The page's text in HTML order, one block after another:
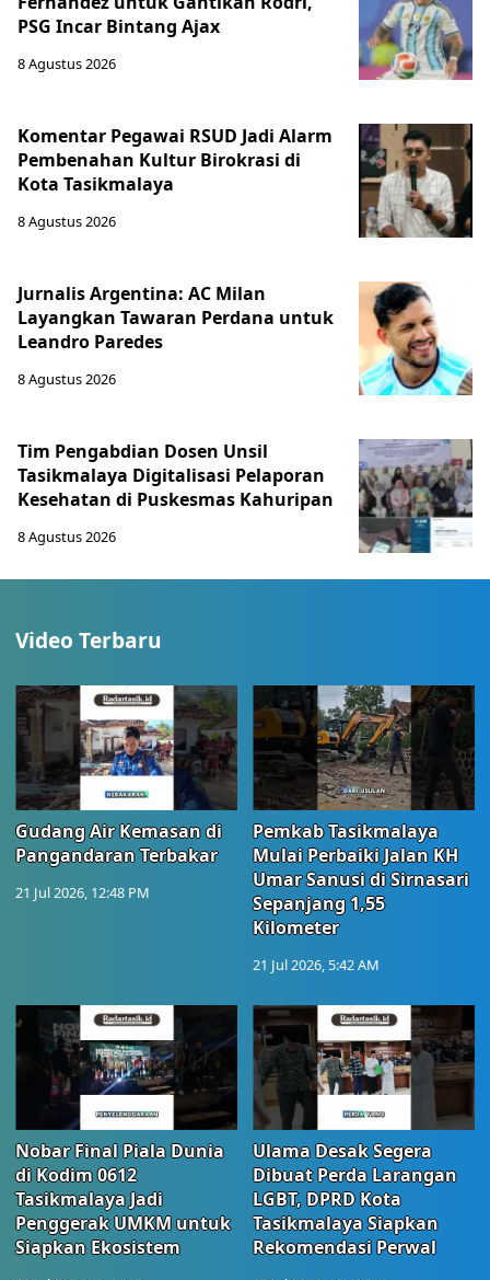
PSG Incar Bintang Ajax
8 Agustus 2026
Komentar Pegawai RSUD Jadi Alarm
Pembenahan Kultur Birokrasi di
Kota Tasikmalaya
8 Agustus 2026
Jurnalis Argentina: AC Milan
Layangkan Tawaran Perdana untuk
Leandro Paredes
8 Agustus 2026
Tim Pengabdian Dosen Unsil
Tasikmalaya Digitalisasi Pelaporan
Kesehatan di Puskesmas Kahuripan
8 Agustus 2026
Video Terbaru
Gudang Air Kemasan di
Pangandaran Terbakar
21 Jul 2026, 12:48 PM
Pemkab Tasikmalaya
Mulai Perbaiki Jalan KH
Umar Sanusi di Sirnasari
Sepanjang 1,55
Kilometer
21 Jul 2026, 5:42 AM
Nobar Final Piala Dunia
di Kodim 0612
Tasikmalaya Jadi
Penggerak UMKM untuk
Siapkan Ekosistem
Ulama Desak Segera
Dibuat Perda Larangan
LGBT, DPRD Kota
Tasikmalaya Siapkan
Rekomendasi Perwal